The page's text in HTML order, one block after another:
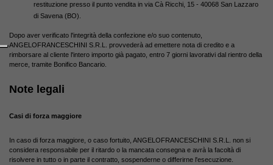
restituzione presso il punto vendita in via Cà Ricchi, 15 - 40068 San Lazzaro
di Savena (BO).
Dopo aver verificato l'integrità della confezione e/o suo contenuto,
ANGELOFRANCESCHINI S.R.L. provvederà ad emettere nota di credito e a
rimborsare al cliente l'intero importo già pagato, entro 7 giorni lavorativi dal rientro della
merce, tramite Bonifico Bancario.
Note legali
Casi di forza maggiore
In caso di forza maggiore, o caso fortuito, ANGELOFRANCESCHINI S.R.L. non si
considera responsabile per il ritardo o la mancata consegna e avrà la facoltà di
risolvere in tutto o in parte il contratto, sospenderne o differirne l'esecuzione.